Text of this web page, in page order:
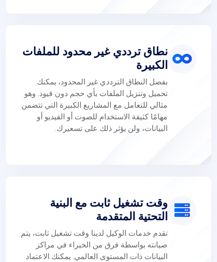
نطاق ترددي غير محدود للملفات
الكبيرة
بفضل النطاق الترددي غير المحدود، يمكنك
تحميل وتنزيل الملفات بأي حجم دون قيود. وهو
مثالي للتعامل مع المشاريع الكبيرة التي تتضمن
مهامًا كثيفة الاستخدام للصوت أو الفيديو أو
البيانات، ولن يؤثر ذلك على تسعيرك.
وقت تشغيل ثابت مع البنية
التحتية المتقدمة
تقدم خدمات الوكيل لدينا وقت تشغيل ثابت، يتم
صيانته بواسطة فرق من الخبراء في مراكز
البيانات ذات المستوى العالمي. يمكنك الاعتماد